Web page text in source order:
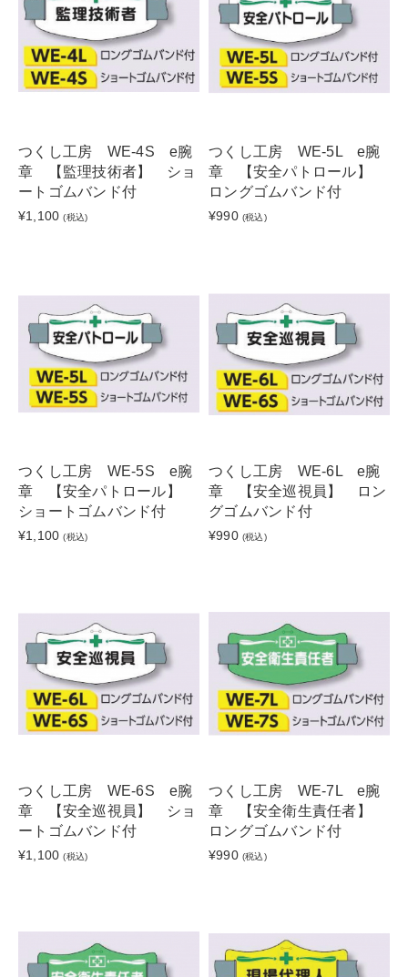
つくし工房 WE-4S e腕
章 【監理技術者】 ショ
ートゴムバンド付
¥1,100 (税込)
つくし工房 WE-5L e腕
章 【安全パトロール】
ロングゴムバンド付
¥990 (税込)
つくし工房 WE-5S e腕
章 【安全パトロール】
ショートゴムバンド付
¥1,100 (税込)
つくし工房 WE-6L e腕
章 【安全巡視員】 ロン
グゴムバンド付
¥990 (税込)
つくし工房 WE-6S e腕
章 【安全巡視員】 ショ
ートゴムバンド付
¥1,100 (税込)
つくし工房 WE-7L e腕
章 【安全衛生責任者】
ロングゴムバンド付
¥990 (税込)